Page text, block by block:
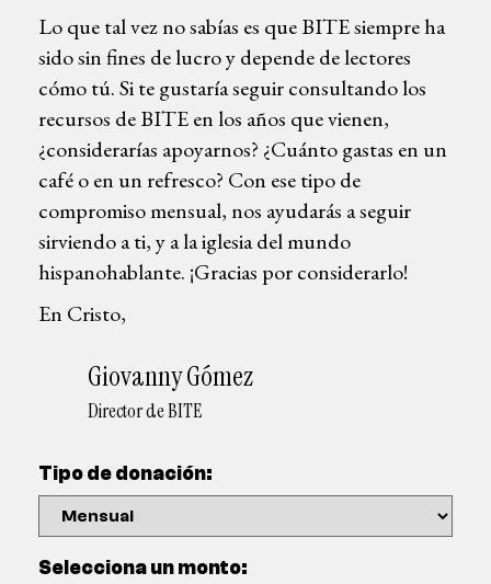
Lo que tal vez no sabías es que BITE siempre ha
sido sin fines de lucro y depende de lectores
cómo tú. Si te gustaría seguir consultando los
recursos de BITE en los años que vienen,
¿considerarías apoyarnos? ¿Cuánto gastas en un
café o en un refresco? Con ese tipo de
compromiso mensual, nos ayudarás a seguir
sirviendo a ti, y a la iglesia del mundo
hispanohablante. ¡Gracias por considerarlo!
En Cristo,
Giovanny Gómez
Director de BITE
Tipo de donación:
Selecciona un monto: